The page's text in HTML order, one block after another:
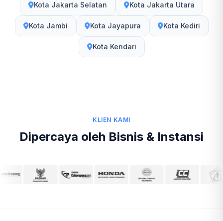
Kota Jakarta Selatan Kota Jakarta Utara
Kota Jambi Kota Jayapura Kota Kediri
Kota Kendari
KLIEN KAMI
Dipercaya oleh Bisnis & Instansi